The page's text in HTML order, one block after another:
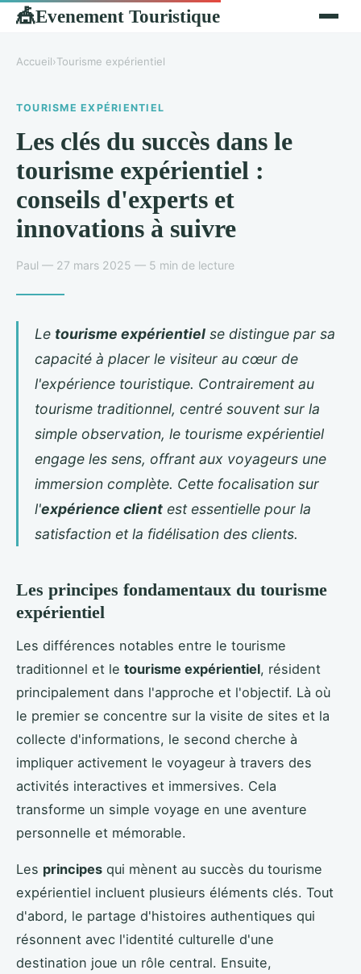
🎪Evenement Touristique
Accueil›Tourisme expérientiel
TOURISME EXPÉRIENTIEL
Les clés du succès dans le
tourisme expérientiel :
conseils d'experts et
innovations à suivre
Paul — 27 mars 2025 — 5 min de lecture
Le tourisme expérientiel se distingue par sa
capacité à placer le visiteur au cœur de
l'expérience touristique. Contrairement au
tourisme traditionnel, centré souvent sur la
simple observation, le tourisme expérientiel
engage les sens, offrant aux voyageurs une
immersion complète. Cette focalisation sur
l'expérience client est essentielle pour la
satisfaction et la fidélisation des clients.
Les principes fondamentaux du tourisme
expérientiel
Les différences notables entre le tourisme
traditionnel et le tourisme expérientiel, résident
principalement dans l'approche et l'objectif. Là où
le premier se concentre sur la visite de sites et la
collecte d'informations, le second cherche à
impliquer activement le voyageur à travers des
activités interactives et immersives. Cela
transforme un simple voyage en une aventure
personnelle et mémorable.
Les principes qui mènent au succès du tourisme
expérientiel incluent plusieurs éléments clés. Tout
d'abord, le partage d'histoires authentiques qui
résonnent avec l'identité culturelle d'une
destination joue un rôle central. Ensuite,